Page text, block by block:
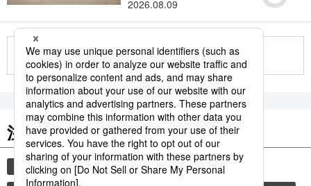
2026.08.09
もっと見る
注目のキーワード
共同通信ニュース 観光
気象・災害